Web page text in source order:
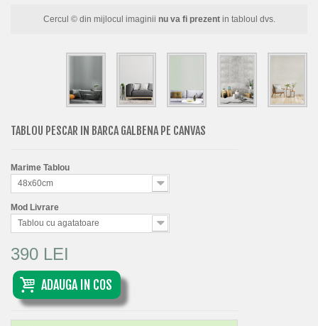
Cercul © din mijlocul imaginii nu va fi prezentin tabloul dvs.
TABLOU PESCAR IN BARCA GALBENA PE CANVAS
Marime Tablou
48x60cm
Mod Livrare
Tablou cu agatatoare
390 LEI
ADAUGA IN COS